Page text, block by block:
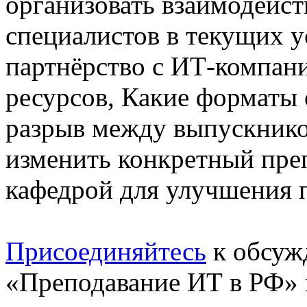
специалистов в текущих
партнёрство с ИТ-
ресурсов, Какие
разрыв между
изменить конкретный
кафедрой для улучшения
Присоединяйтесь к
«Преподавание ИТ в РФ»